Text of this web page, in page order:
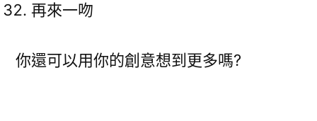
再來一吻
你還可以用你的創意想到更多嗎?